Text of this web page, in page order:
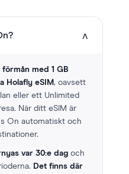
˅
förmån med 1 GB
Holafly eSIM, oavsett
eller ett Unlimited
När ditt eSIM är
On automatiskt och
var 30:e dag och
Det finns där